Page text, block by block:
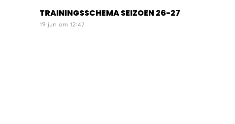
TRAININGSSCHEMA SEIZOEN 26-27
19 jun om 12:47